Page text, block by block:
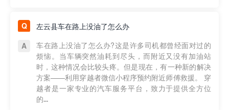
左云县车在路上没油了怎么办
车在路上没油了怎么办?这是许多司机都曾经面对过的
烦恼。当车辆突然油耗到尽头，而附近又没有加油站
时，这种情况会比较头疼。但是现在，有一种新的解决
方案——利用穿越者微信小程序预约附近师傅救援。 穿
越者是一家专业的汽车服务平台，致力于提供全方位
的...